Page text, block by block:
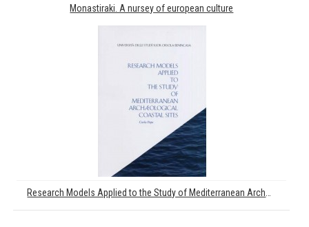
Monastiraki. A nursey of european culture